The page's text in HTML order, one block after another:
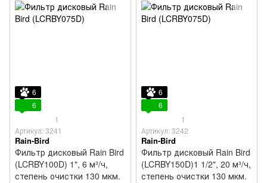
6
6
1
Артикул: 3241
Rain-Bird
Фильтр дисковый Rain Bird
(LCRBY100D) 1", 6 м³/ч,
степень очистки 130 мкм.
6
6
1
Артикул: 3242
Rain-Bird
Фильтр дисковый Rain Bird
(LCRBY150D)1 1/2", 20 м³/ч,
степень очистки 130 мкм.